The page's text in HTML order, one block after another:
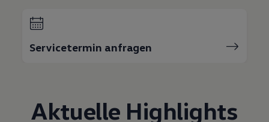
Servicetermin anfragen
Aktuelle Highlights